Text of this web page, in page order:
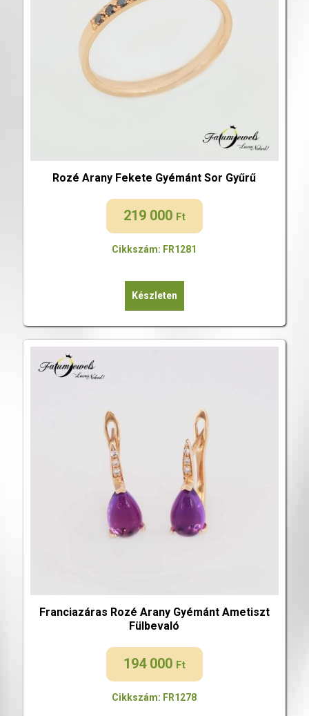
Rozé Arany Fekete Gyémánt Sor Gyűrű
219 000 Ft
Cikkszám: FR1281
Készleten
Franciazáras Rozé Arany Gyémánt Ametiszt
Fülbevaló
194 000 Ft
Cikkszám: FR1278